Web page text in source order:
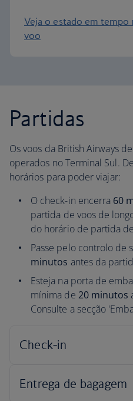
Veja o estado em tempo
voo
Partidas
Os voos da British Airways
operados no Terminal Sul.
horários para poder viajar:
O check-in encerra 60
partida de voos de
do horário de partida
Passe pelo controlo de
minutos antes da
Esteja na porta de
mínima de 20 minutos
Consulte a secção